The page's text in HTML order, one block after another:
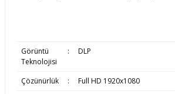
Görüntü
Teknolojisi
: DLP
Çözünürlük :
Full HD 1920x1080